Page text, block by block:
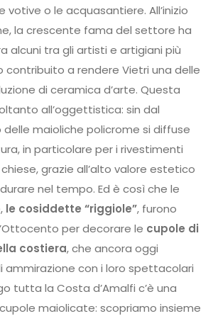
votive o le acquasantiere. All’inizio
la crescente fama del settore ha
alcuni tra gli artisti e artigiani più
contribuito a rendere Vietri una delle
di ceramica d’arte. Questa
all’oggettistica: sin dal
delle maioliche policrome si diffuse
in particolare per i rivestimenti
grazie all’alto valore estetico
nel tempo. Ed è così che le
le cosiddette “riggiole”, furono
per decorare le cupole di
costiera, che ancora oggi
ammirazione con i loro spettacolari
tutta la Costa d’Amalfi c’è una
maiolicate: scopriamo insieme